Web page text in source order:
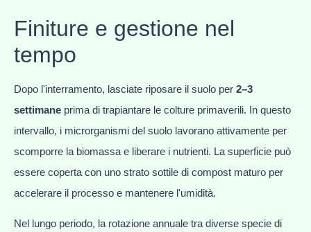
Finiture e gestione nel
tempo
Dopo l'interramento, lasciate riposare il suolo per 2–3
settimane prima di trapiantare le colture primaverili. In questo
intervallo, i microrganismi del suolo lavorano attivamente per
scomporre la biomassa e liberare i nutrienti. La superficie può
essere coperta con uno strato sottile di compost maturo per
accelerare il processo e mantenere l'umidità.
Nel lungo periodo, la rotazione annuale tra diverse specie di